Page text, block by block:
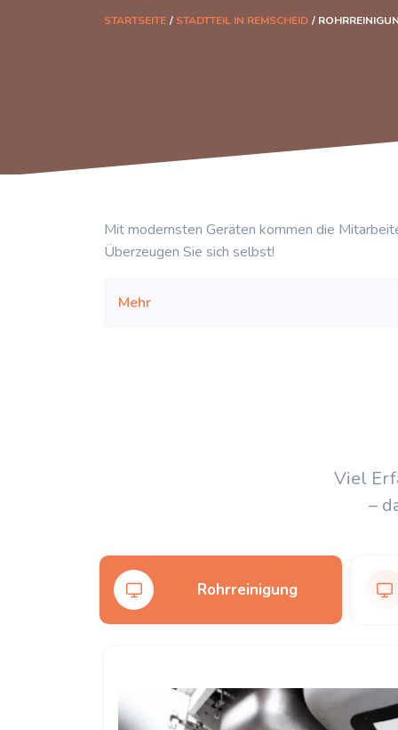
STARTSEITE STADTTEIL IN REMSCHEID
Mit modernsten Geräten kommen die
Überzeugen Sie sich selbst!
Mehr
Viel
–
Rohrreinigung